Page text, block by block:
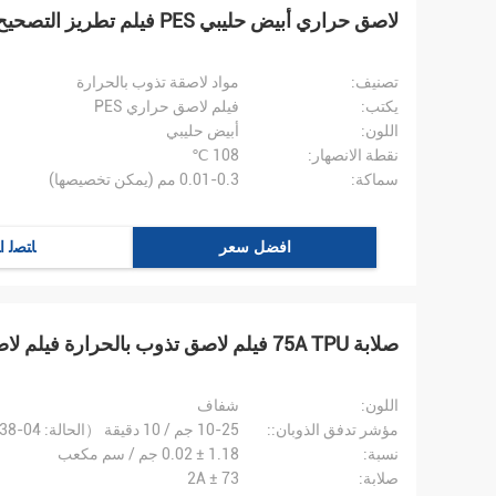
لاصق حراري أبيض حليبي PES فيلم تطريز التصحيح دعم الغراء للملابس
تصنيف:
مواد لاصقة تذوب بالحرارة
يكتب:
فيلم لاصق حراري PES
اللون:
أبيض حليبي
نقطة الانصهار:
108 ℃
سماكة:
0.01-0.3 مم (يمكن تخصيصها)
افضل سعر ﺎﺘﺼﻟ
صلابة 75A TPU فيلم لاصق تذوب بالحرارة فيلم لاصق مزدوج الوجهين
اللون:
شفاف
مؤشر تدفق الذوبان::
10-25 جم / 10 دقيقة （الحالة: ASTMD1238-04）
نسبة:
1.18 ± 0.02 جم / سم مكعب
صلابة:
73 ± 2A